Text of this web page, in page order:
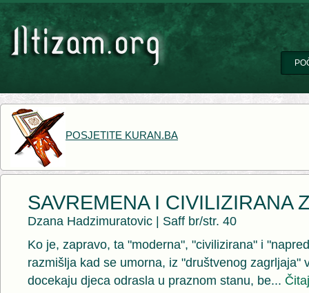
POSJETITE KURAN.BA
SAVREMENA I CIVILIZIRANA
Dzana Hadzimuratovic
Saff br/str. 40
Ko je, zapravo, ta "moderna", "civilizirana" i
razmišlja kad se umorna, iz "društvenog zagrljaja"
docekaju djeca odrasla u praznom stanu, be...